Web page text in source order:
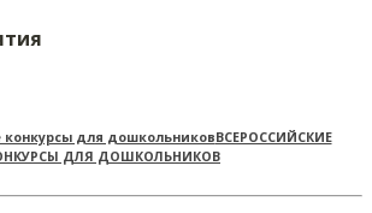
ВСЕРОССИЙСКИЕ
ДЛЯ ДОШКОЛЬНИКОВ